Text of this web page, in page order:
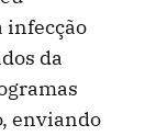
infecção
da
enviando